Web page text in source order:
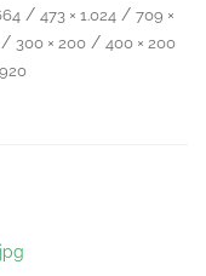
/ 473 × 1.024 / 709 ×
/ 300 × 200 / 400 × 200